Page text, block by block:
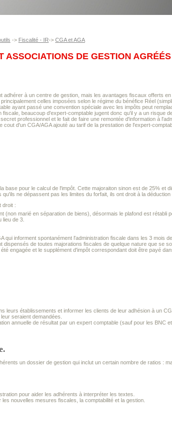
-> Fiscalité - IR-> CGA et AGA
ASSOCIATIONS DE GESTION
adhérer à un centre de gestion, mais les avantages fiscaux offerts
celles imposées selon le régime du bénéfice Réel
ayant passé une convention spéciale avec les impôts peut
beaucoup d'expert-comptable jugent donc qu'il y a un risque
professionnel et le fait de faire une remontée d'information à
cout d'un CGA/AGA ajouté au tarif de la prestation de l'expert-
base pour le calcul de l'impôt. Cette majoraiton sinon est de 25% et
ne dépassent pas les limites du forfait, ils ont droit à la
droit :
(non marié en séparation de biens), désormais le plafond est rétabli
de 3.
qui informent spontanément l'administration fiscale dans les 3 mois
de toutes majorations fiscales de quelque nature que se
engagée et le supplément d'impôt correspondant doit être payé
leurs établissements et informer les clients de leur adhésion à un
seraient demandées.
annuelle de résultat par un expert comptable (sauf pour les BNC
un dossier de gestion qui inclut un certain nombre de ratios :
pour aider les adhérents à interpréter les textes.
nouvelles mesures fiscales, la comptabilité et la gestion.